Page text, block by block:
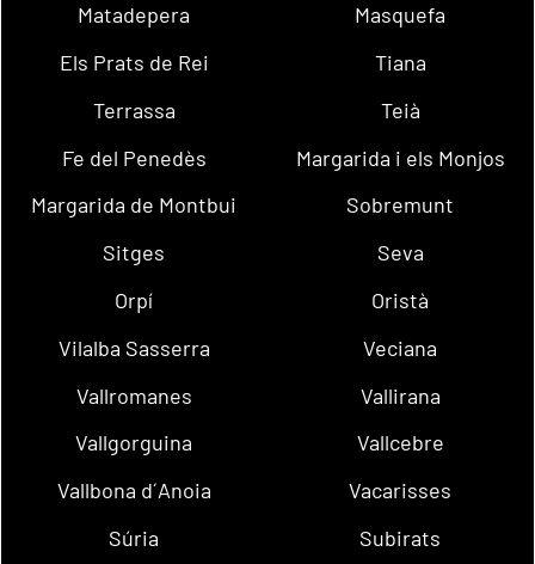
Matadepera
Masquefa
Els Prats de Rei
Tiana
Terrassa
Teià
Fe del Penedès
Margarida i els Monjos
Margarida de Montbui
Sobremunt
Sitges
Seva
Orpí
Oristà
Vilalba Sasserra
Veciana
Vallromanes
Vallirana
Vallgorguina
Vallcebre
Vallbona d´Anoia
Vacarisses
Súria
Subirats